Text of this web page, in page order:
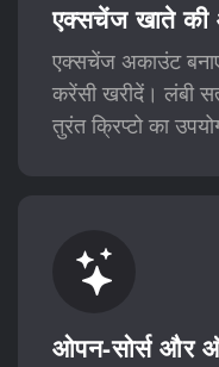
एक्सचेंज खाते की
एक्सचेंज अकाउंट
करेंसी खरीदें। लंबी
तुरंत क्रिप्टो का
ओपन-सोर्स और